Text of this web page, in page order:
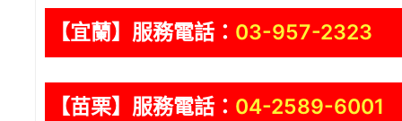
【宜蘭】服務電話： 03-957-2323
【苗栗】服務電話： 04-2589-6001